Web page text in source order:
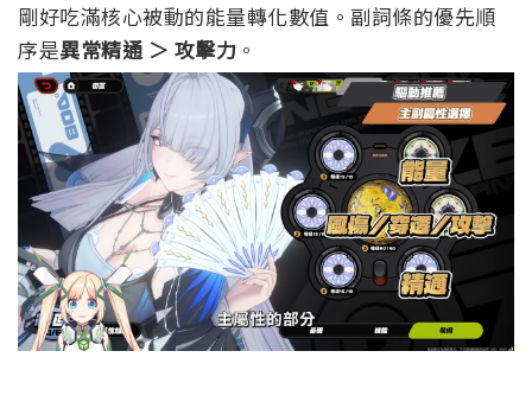
剛好吃滿核心被動的能量轉化數值。 副詞條的優先順
序是異常精通 ＞ 攻擊力 。